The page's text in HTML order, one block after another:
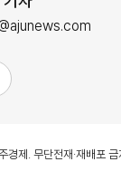
제. 무단전재·재배포 금